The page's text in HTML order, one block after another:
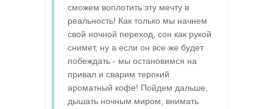
сможем воплотить эту мечту в
реальность! Как только мы начнем
свой ночной переход, сон как рукой
снимет, ну а если он все же будет
побеждать - мы остановимся на
привал и сварим терпкий
ароматный кофе! Пойдем дальше,
дышать ночным миром, внимать